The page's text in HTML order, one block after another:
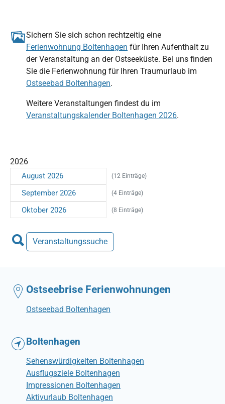
Sichern Sie sich schon rechtzeitig eine
Ferienwohnung Boltenhagen für Ihren Aufenthalt zu
der Veranstaltung an der Ostseeküste. Bei uns finden
Sie die Ferienwohnung für Ihren Traumurlaub im
Ostseebad Boltenhagen.
Weitere Veranstaltungen findest du im
Veranstaltungskalender Boltenhagen 2026.
2026
August 2026 (12 Einträge)
September 2026 (4 Einträge)
Oktober 2026 (8 Einträge)
Veranstaltungssuche
Ostseebrise Ferienwohnungen
Ostseebad Boltenhagen
Boltenhagen
Sehenswürdigkeiten Boltenhagen
Ausflugsziele Boltenhagen
Impressionen Boltenhagen
Aktivurlaub Boltenhagen